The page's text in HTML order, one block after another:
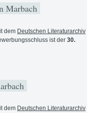
Marbach
dem Deutschen Literaturarchiv
ist der 30.
dem Deutschen Literaturarchiv